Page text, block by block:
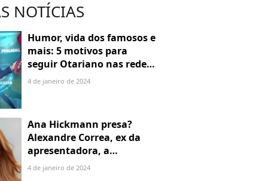
NOTÍCIAS
Humor, vida dos famosos e
mais: 5 motivos para
seguir Otariano nas redes
sociais
4 de janeiro de 2024
Ana Hickmann presa?
Alexandre Correa, ex da
apresentadora, a
denuncia por alienação
4 de janeiro de 2024